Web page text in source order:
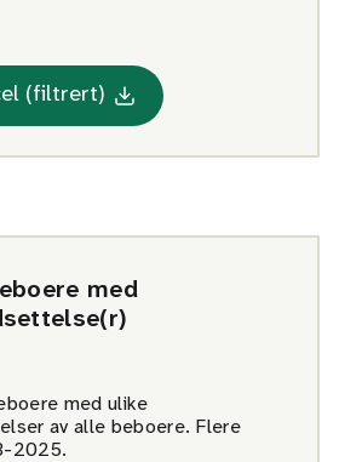
(filtrert) Med statistikk om
med
med ulike
av alle beboere. Flere
2025.